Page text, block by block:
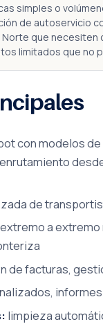
simples o
de autoservicio
Norte que
limitados que no
con modelos
de
a
de facturas,
limpieza